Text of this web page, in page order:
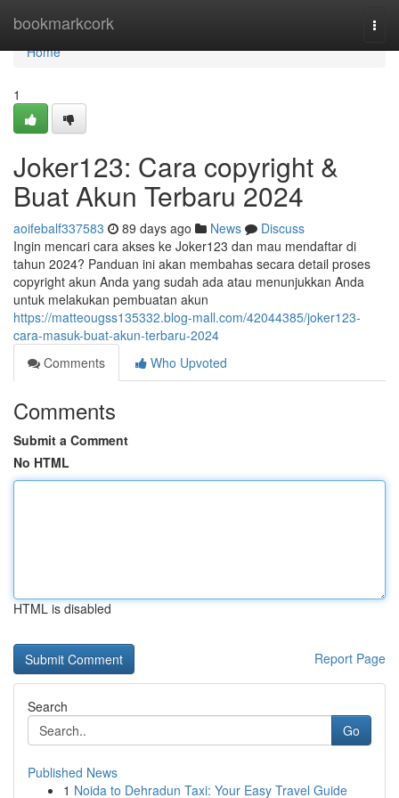
bookmarkcork
Home
Home
1
Joker123: Cara copyright &
Buat Akun Terbaru 2024
aoifebalf337583 89 days ago News
Discuss
Ingin mencari cara akses ke Joker123 dan mau mendaftar di
tahun 2024? Panduan ini akan membahas secara detail proses
copyright akun Anda yang sudah ada atau menunjukkan Anda
untuk melakukan pembuatan akun
https://matteougss135332.blog-mall.com/42044385/joker123-
cara-masuk-buat-akun-terbaru-2024
Comments
Who Upvoted
Comments
Submit a Comment
No HTML
HTML is disabled
Report Page
Search
Go
Published News
1 Noida to Dehradun Taxi: Your Easy Travel Guide